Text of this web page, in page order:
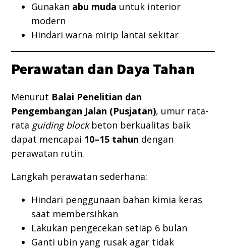
Gunakan abu muda untuk interior
modern
Hindari warna mirip lantai sekitar
Perawatan dan Daya Tahan
Menurut Balai Penelitian dan
Pengembangan Jalan (Pusjatan), umur rata-
rata guiding blockbeton berkualitas baik
dapat mencapai 10–15 tahun dengan
perawatan rutin.
Langkah perawatan sederhana:
Hindari penggunaan bahan kimia keras
saat membersihkan
Lakukan pengecekan setiap 6 bulan
Ganti ubin yang rusak agar tidak